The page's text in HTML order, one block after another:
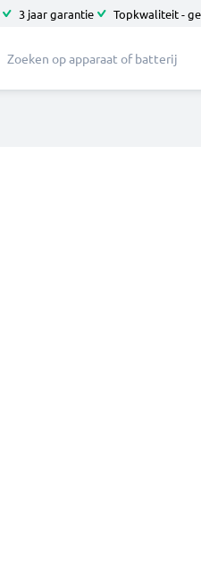
3 jaar garantie Topkwaliteit -